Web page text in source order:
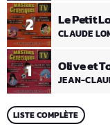
1 Olive et
JEAN-
2 Le Petit
CLAUDE
LISTE COMPLÈTE